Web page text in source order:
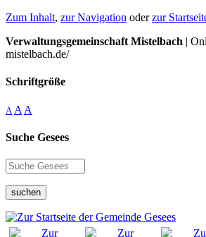
Zum Inhalt, zur Navigation oderzur
Verwaltungsgemeinschaft Mistelbach |
mistelbach.de/
Schriftgröße
A A A
Suche Gesees
suchen